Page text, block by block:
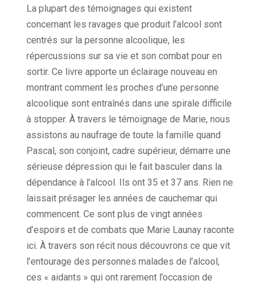
La plupart des témoignages qui existent
concernant les ravages que produit l’alcool sont
centrés sur la personne alcoolique, les
répercussions sur sa vie et son combat pour en
sortir. Ce livre apporte un éclairage nouveau en
montrant comment les proches d’une personne
alcoolique sont entraînés dans une spirale difficile
à stopper. À travers le témoignage de Marie, nous
assistons au naufrage de toute la famille quand
Pascal, son conjoint, cadre supérieur, démarre une
sérieuse dépression qui le fait basculer dans la
dépendance à l’alcool. Ils ont 35 et 37 ans. Rien ne
laissait présager les années de cauchemar qui
commencent. Ce sont plus de vingt années
d’espoirs et de combats que Marie Launay raconte
ici. À travers son récit nous découvrons ce que vit
l’entourage des personnes malades de l’alcool,
ces « aidants » qui ont rarement l’occasion de